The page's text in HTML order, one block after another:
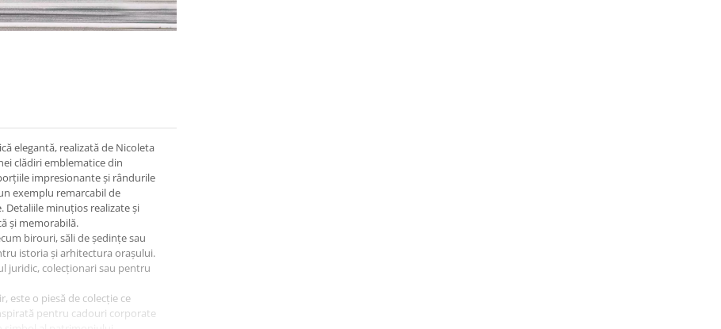
elegantă, realizată de Nicoleta
clădiri emblematice din
impresionante și rândurile
exemplu remarcabil de
Detaliile minuțios realizate și
și memorabilă.
birouri, săli de ședințe sau
istoria și arhitectura orașului.
juridic, colecționari sau pentru
este o piesă de colecție ce
pentru cadouri corporate